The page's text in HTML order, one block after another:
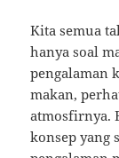
Kita semua
hanya soal
pengalaman
makan,
atmosfirnya.
konsep yang